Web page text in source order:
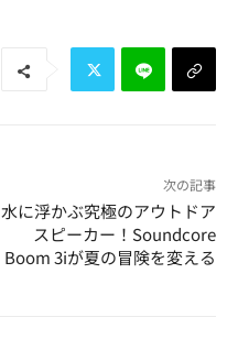
次の記事
水に浮かぶ究極のアウトドア
スピーカー！Soundcore
Boom 3iが夏の冒険を変える